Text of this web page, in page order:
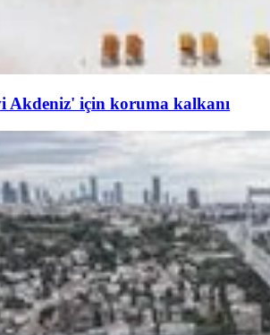
Akdeniz' için koruma kalkanı